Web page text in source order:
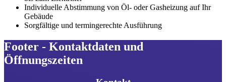
Individuelle Abstimmung von Öl- oder Gasheizung auf Ihr
Gebäude
Sorgfältige und termingerechte Ausführung
Footer - Kontaktdaten und
Öffnungszeiten